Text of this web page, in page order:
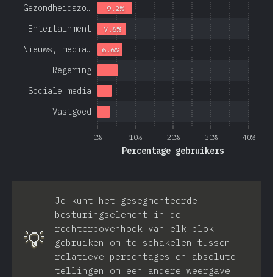
0% 10% 20% 30% 40%
Percentage gebruikers
Vastgoed
Sociale media
Regering
Nieuws, media…
Entertainment
Gezondheidszo…
6.6%
7.6%
9.2%
💡
Je kunt het gesegmenteerde
besturingselement in de
rechterbovenhoek van elk blok
gebruiken om te schakelen tussen
relatieve percentages en absolute
tellingen om een andere weergave